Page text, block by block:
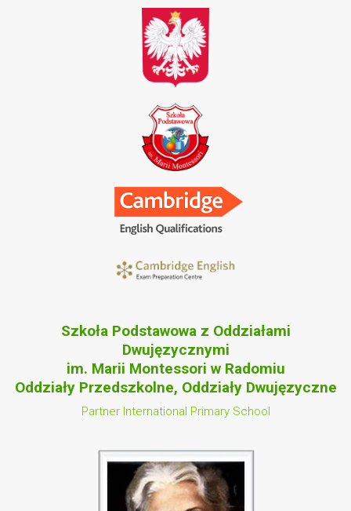
Szkoła Podstawowa z Oddziałami
Dwujęzycznymi
im. Marii Montessori w Radomiu
Oddziały Przedszkolne, Oddziały Dwujęzyczne
Partner International Primary School